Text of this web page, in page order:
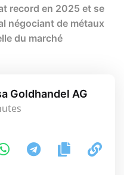
record en 2025 et se
négociant de métaux
du marché
Goldhandel AG